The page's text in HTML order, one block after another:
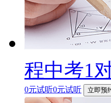
程中考1
0元试听0元试听 立即预